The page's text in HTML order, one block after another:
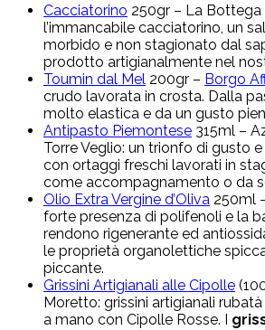
Cacciatorino 250gr – La Bottega
l’immancabile cacciatorino, un
morbido e non stagionato dal
prodotto artigianalmente nel
Toumin dal Mel 200gr – Borgo
crudo lavorata in crosta. Dalla
molto elastica e da un gusto
Antipasto Piemontese 315ml –
Torre Veglio: un trionfo di gusto
con ortaggi freschi lavorati in
come accompagnamento o da
Olio Extra Vergine d’Oliva 250ml
forte presenza di polifenoli e la
rendono rigenerante ed
le proprietà organolettiche
piccante.
Grissini Artigianali alle Cipolle
Moretto: grissini artigianali
a mano con Cipolle Rosse. I